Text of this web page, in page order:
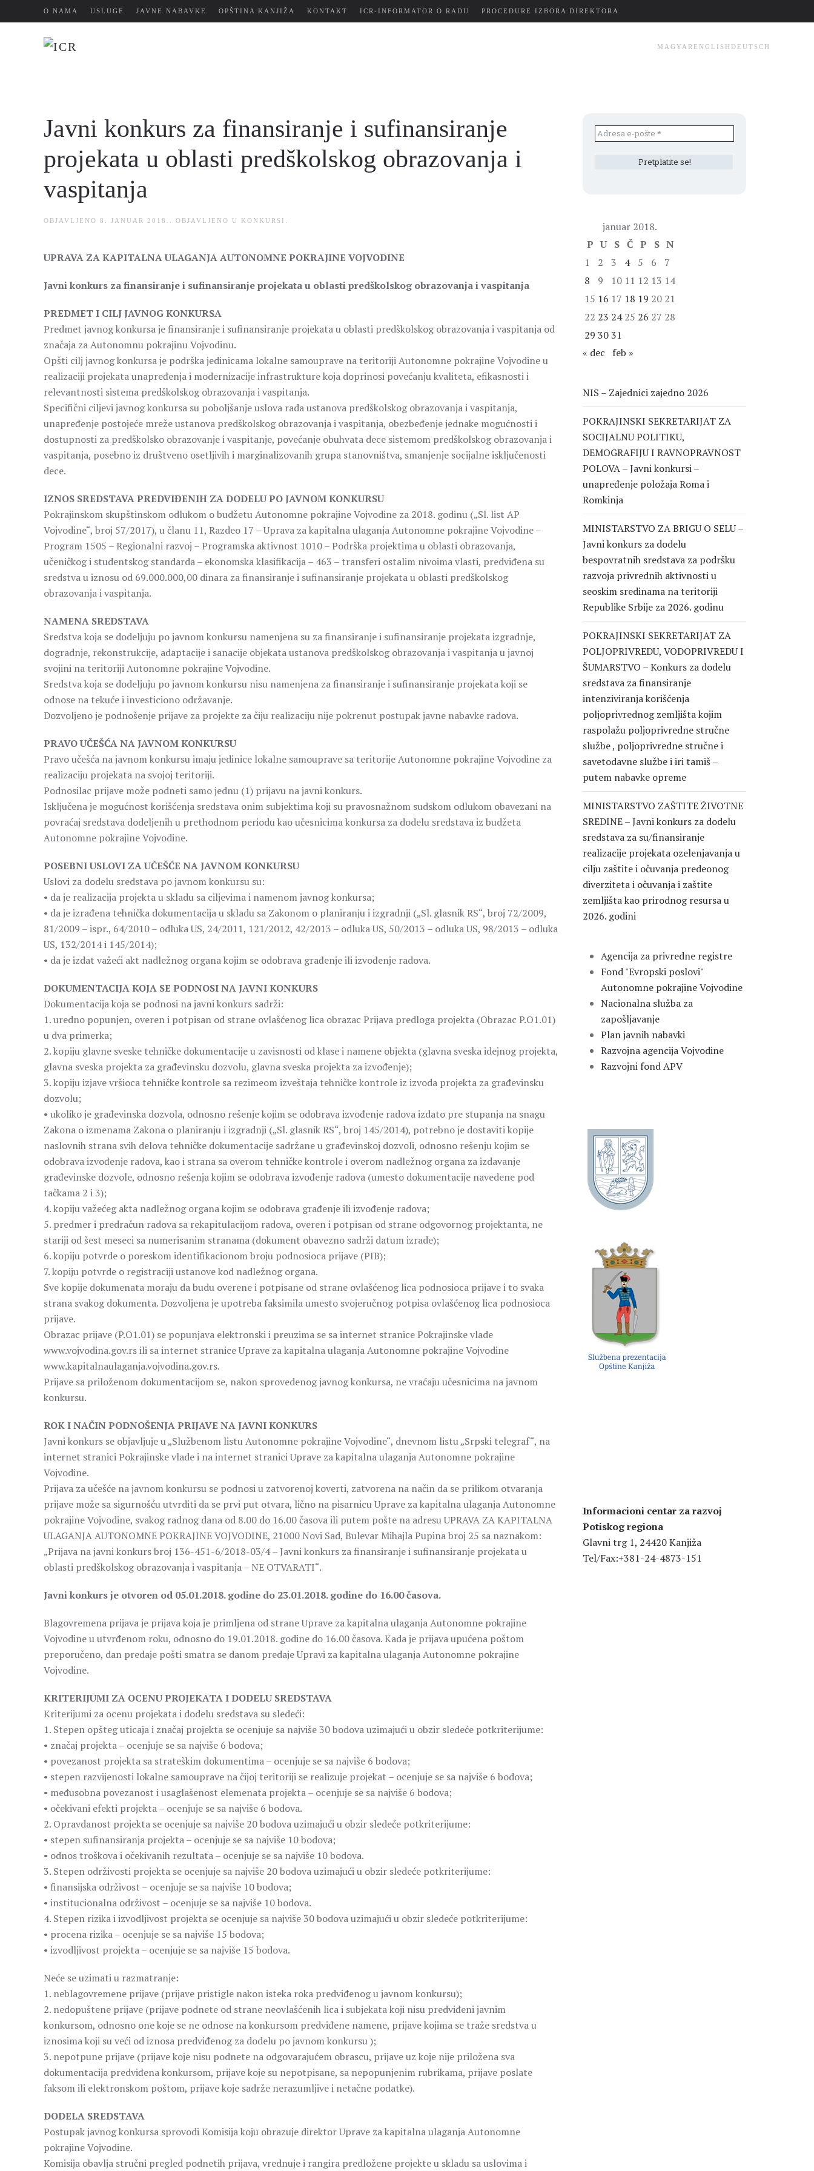
О NAMA USLUGE JAVNE NABAVKE OPŠTINA KANJIŽA KONTAKT ICR-INFORMATOR O RADU PROCEDURE IZBORA DIREKTORA
MAGYAR ENGLISH DEUTSCH
Javni konkurs za finansiranje i sufinansiranje
projekata u oblasti predškolskog obrazovanja i
vaspitanja
OBJAVLJENO 8. JANUAR 2018. . OBJAVLJENO U KONKURSI
UPRAVA ZA KAPITALNA ULAGANJA AUTONOMNE POKRAJINE VOJVODINE
Javni konkurs za finansiranje i sufinansiranje projekata u oblasti predškolskog obrazovanja i vaspitanja
PREDMET I CILJ JAVNOG KONKURSA
Predmet javnog konkursa je finansiranje i sufinansiranje projekata u oblasti predškolskog obrazovanja i vaspitanja od
značaja za Autonomnu pokrajinu Vojvodinu.
Opšti cilj javnog konkursa je podrška jedinicama lokalne samouprave na teritoriji Autonomne pokrajine Vojvodine u
realizaciji projekata unapređenja i modernizacije infrastrukture koja doprinosi povećanju kvaliteta, efikasnosti i
relevantnosti sistema predškolskog obrazovanja i vaspitanja.
Specifični ciljevi javnog konkursa su poboljšanje uslova rada ustanova predškolskog obrazovanja i vaspitanja,
unapređenje postojeće mreže ustanova predškolskog obrazovanja i vaspitanja, obezbeđenje jednake mogućnosti i
dostupnosti za predškolsko obrazovanje i vaspitanje, povećanje obuhvata dece sistemom predškolskog obrazovanja i
vaspitanja, posebno iz društveno osetljivih i marginalizovanih grupa stanovništva, smanjenje socijalne isključenosti
dece.
IZNOS SREDSTAVA PREDVIĐENIH ZA DODELU PO JAVNOM KONKURSU
Pokrajinskom skupštinskom odlukom o budžetu Autonomne pokrajine Vojvodine za 2018. godinu („Sl. list AP
Vojvodine“, broj 57/2017), u članu 11, Razdeo 17 – Uprava za kapitalna ulaganja Autonomne pokrajine Vojvodine –
Program 1505 – Regionalni razvoj – Programska aktivnost 1010 – Podrška projektima u oblasti obrazovanja,
učeničkog i studentskog standarda – ekonomska klasifikacija – 463 – transferi ostalim nivoima vlasti, predviđena su
sredstva u iznosu od 69.000.000,00 dinara za finansiranje i sufinansiranje projekata u oblasti predškolskog
obrazovanja i vaspitanja.
NAMENA SREDSTAVA
Sredstva koja se dodeljuju po javnom konkursu namenjena su za finansiranje i sufinansiranje projekata izgradnje,
dogradnje, rekonstrukcije, adaptacije i sanacije objekata ustanova predškolskog obrazovanja i vaspitanja u javnoj
svojini na teritoriji Autonomne pokrajine Vojvodine.
Sredstva koja se dodeljuju po javnom konkursu nisu namenjena za finansiranje i sufinansiranje projekata koji se
odnose na tekuće i investiciono održavanje.
Dozvoljeno je podnošenje prijave za projekte za čiju realizaciju nije pokrenut postupak javne nabavke radova.
PRAVO UČEŠĆA NA JAVNOM KONKURSU
Pravo učešća na javnom konkursu imaju jedinice lokalne samouprave sa teritorije Autonomne pokrajine Vojvodine za
realizaciju projekata na svojoj teritoriji.
Podnosilac prijave može podneti samo jednu (1) prijavu na javni konkurs.
Isključena je mogućnost korišćenja sredstava onim subjektima koji su pravosnažnom sudskom odlukom obavezani na
povraćaj sredstava dodeljenih u prethodnom periodu kao učesnicima konkursa za dodelu sredstava iz budžeta
Autonomne pokrajine Vojvodine.
POSEBNI USLOVI ZA UČEŠĆE NA JAVNOM KONKURSU
Uslovi za dodelu sredstava po javnom konkursu su:
• da je realizacija projekta u skladu sa ciljevima i namenom javnog konkursa;
• da je izrađena tehnička dokumentacija u skladu sa Zakonom o planiranju i izgradnji („Sl. glasnik RS“, broj 72/2009,
81/2009 – ispr., 64/2010 – odluka US, 24/2011, 121/2012, 42/2013 – odluka US, 50/2013 – odluka US, 98/2013 – odluka
US, 132/2014 i 145/2014);
• da je izdat važeći akt nadležnog organa kojim se odobrava građenje ili izvođenje radova.
DOKUMENTACIJA KOJA SE PODNOSI NA JAVNI KONKURS
Dokumentacija koja se podnosi na javni konkurs sadrži:
1. uredno popunjen, overen i potpisan od strane ovlašćenog lica obrazac Prijava predloga projekta (Obrazac P.O1.01)
u dva primerka;
2. kopiju glavne sveske tehničke dokumentacije u zavisnosti od klase i namene objekta (glavna sveska idejnog projekta,
glavna sveska projekta za građevinsku dozvolu, glavna sveska projekta za izvođenje);
3. kopiju izjave vršioca tehničke kontrole sa rezimeom izveštaja tehničke kontrole iz izvoda projekta za građevinsku
dozvolu;
• ukoliko je građevinska dozvola, odnosno rešenje kojim se odobrava izvođenje radova izdato pre stupanja na snagu
Zakona o izmenama Zakona o planiranju i izgradnji („Sl. glasnik RS“, broj 145/2014), potrebno je dostaviti kopije
naslovnih strana svih delova tehničke dokumentacije sadržane u građevinskoj dozvoli, odnosno rešenju kojim se
odobrava izvođenje radova, kao i strana sa overom tehničke kontrole i overom nadležnog organa za izdavanje
građevinske dozvole, odnosno rešenja kojim se odobrava izvođenje radova (umesto dokumentacije navedene pod
tačkama 2 i 3);
4. kopiju važećeg akta nadležnog organa kojim se odobrava građenje ili izvođenje radova;
5. predmer i predračun radova sa rekapitulacijom radova, overen i potpisan od strane odgovornog projektanta, ne
stariji od šest meseci sa numerisanim stranama (dokument obavezno sadrži datum izrade);
6. kopiju potvrde o poreskom identifikacionom broju podnosioca prijave (PIB);
7. kopiju potvrde o registraciji ustanove kod nadležnog organa.
Sve kopije dokumenata moraju da budu overene i potpisane od strane ovlašćenog lica podnosioca prijave i to svaka
strana svakog dokumenta. Dozvoljena je upotreba faksimila umesto svojeručnog potpisa ovlašćenog lica podnosioca
prijave.
Obrazac prijave (P.O1.01) se popunjava elektronski i preuzima se sa internet stranice Pokrajinske vlade
www.vojvodina.gov.rs ili sa internet stranice Uprave za kapitalna ulaganja Autonomne pokrajine Vojvodine
www.kapitalnaulaganja.vojvodina.gov.rs.
Prijave sa priloženom dokumentacijom se, nakon sprovedenog javnog konkursa, ne vraćaju učesnicima na javnom
konkursu.
ROK I NAČIN PODNOŠENJA PRIJAVE NA JAVNI KONKURS
Javni konkurs se objavljuje u „Službenom listu Autonomne pokrajine Vojvodine“, dnevnom listu „Srpski telegraf“, na
internet stranici Pokrajinske vlade i na internet stranici Uprave za kapitalna ulaganja Autonomne pokrajine
Vojvodine.
Prijava za učešće na javnom konkursu se podnosi u zatvorenoj koverti, zatvorena na način da se prilikom otvaranja
prijave može sa sigurnošću utvrditi da se prvi put otvara, lično na pisarnicu Uprave za kapitalna ulaganja Autonomne
pokrajine Vojvodine, svakog radnog dana od 8.00 do 16.00 časova ili putem pošte na adresu UPRAVA ZA KAPITALNA
ULAGANJA AUTONOMNE POKRAJINE VOJVODINE, 21000 Novi Sad, Bulevar Mihajla Pupina broj 25 sa naznakom:
„Prijava na javni konkurs broj 136-451-6/2018-03/4 – Javni konkurs za finansiranje i sufinansiranje projekata u
oblasti predškolskog obrazovanja i vaspitanja – NE OTVARATI“.
Javni konkurs je otvoren od 05.01.2018. godine do 23.01.2018. godine do 16.00 časova.
Blagovremena prijava je prijava koja je primljena od strane Uprave za kapitalna ulaganja Autonomne pokrajine
Vojvodine u utvrđenom roku, odnosno do 19.01.2018. godine do 16.00 časova. Kada je prijava upućena poštom
preporučeno, dan predaje pošti smatra se danom predaje Upravi za kapitalna ulaganja Autonomne pokrajine
Vojvodine.
KRITERIJUMI ZA OCENU PROJEKATA I DODELU SREDSTAVA
Kriterijumi za ocenu projekata i dodelu sredstava su sledeći:
1. Stepen opšteg uticaja i značaj projekta se ocenjuje sa najviše 30 bodova uzimajući u obzir sledeće potkriterijume:
• značaj projekta – ocenjuje se sa najviše 6 bodova;
• povezanost projekta sa strateškim dokumentima – ocenjuje se sa najviše 6 bodova;
• stepen razvijenosti lokalne samouprave na čijoj teritoriji se realizuje projekat – ocenjuje se sa najviše 6 bodova;
• međusobna povezanost i usaglašenost elemenata projekta – ocenjuje se sa najviše 6 bodova;
• očekivani efekti projekta – ocenjuje se sa najviše 6 bodova.
2. Opravdanost projekta se ocenjuje sa najviše 20 bodova uzimajući u obzir sledeće potkriterijume:
• stepen sufinansiranja projekta – ocenjuje se sa najviše 10 bodova;
• odnos troškova i očekivanih rezultata – ocenjuje se sa najviše 10 bodova.
3. Stepen održivosti projekta se ocenjuje sa najviše 20 bodova uzimajući u obzir sledeće potkriterijume:
• finansijska održivost – ocenjuje se sa najviše 10 bodova;
• institucionalna održivost – ocenjuje se sa najviše 10 bodova.
4. Stepen rizika i izvodljivost projekta se ocenjuje sa najviše 30 bodova uzimajući u obzir sledeće potkriterijume:
• procena rizika – ocenjuje se sa najviše 15 bodova;
• izvodljivost projekta – ocenjuje se sa najviše 15 bodova.
Neće se uzimati u razmatranje:
1. neblagovremene prijave (prijave pristigle nakon isteka roka predviđenog u javnom konkursu);
2. nedopuštene prijave (prijave podnete od strane neovlašćenih lica i subjekata koji nisu predviđeni javnim
konkursom, odnosno one koje se ne odnose na konkursom predviđene namene, prijave kojima se traže sredstva u
iznosima koji su veći od iznosa predviđenog za dodelu po javnom konkursu );
3. nepotpune prijave (prijave koje nisu podnete na odgovarajućem obrascu, prijave uz koje nije priložena sva
dokumentacija predviđena konkursom, prijave koje su nepotpisane, sa nepopunjenim rubrikama, prijave poslate
faksom ili elektronskom poštom, prijave koje sadrže nerazumljive i netačne podatke).
DODELA SREDSTAVA
Postupak javnog konkursa sprovodi Komisija koju obrazuje direktor Uprave za kapitalna ulaganja Autonomne
pokrajine Vojvodine.
Komisija obavlja stručni pregled podnetih prijava, vrednuje i rangira predložene projekte u skladu sa uslovima i
januar 2018.
P U S Č P S N
1
2 3 4 5 6
7
8
9 10 11 12 13 14
15 16 17 18 19 20 21
22 23 24 25 26 27 28
29 3031
« dec
feb »
NIS – Zajednici zajedno 2026
POKRAJINSKI SEKRETARIJAT ZA
SOCIJALNU POLITIKU,
DEMOGRAFIJU I RAVNOPRAVNOST
POLOVA – Javni konkursi –
unapređenje položaja Roma i
Romkinja
MINISTARSTVO ZA BRIGU O SELU –
Javni konkurs za dodelu
bespovratnih sredstava za podršku
razvoja privrednih aktivnosti u
seoskim sredinama na teritoriji
Republike Srbije za 2026. godinu
POKRAJINSKI SEKRETARIJAT ZA
POLJOPRIVREDU, VODOPRIVREDU I
ŠUMARSTVO – Konkurs za dodelu
sredstava za finansiranje
intenziviranja korišćenja
poljoprivrednog zemljišta kojim
raspolažu poljoprivredne stručne
službe , poljoprivredne stručne i
savetodavne službe i iri tamiš ‒
putem nabavke opreme
MINISTARSTVO ZAŠTITE ŽIVOTNE
SREDINE – Javni konkurs za dodelu
sredstava za su/finansiranje
realizacije projekata ozelenjavanja u
cilju zaštite i očuvanja predeonog
diverziteta i očuvanja i zaštite
zemljišta kao prirodnog resursa u
2026. godini
Agencija za privredne registre
Fond "Evropski poslovi"
Autonomne pokrajine Vojvodine
Nacionalna služba za
zapošljavanje
Plan javnih nabavki
Razvojna agencija Vojvodine
Razvojni fond APV
Informacioni centar za razvoj
Potiskog regiona
Glavni trg 1, 24420 Kanjiža
Tel/Fax:+381-24-4873-151